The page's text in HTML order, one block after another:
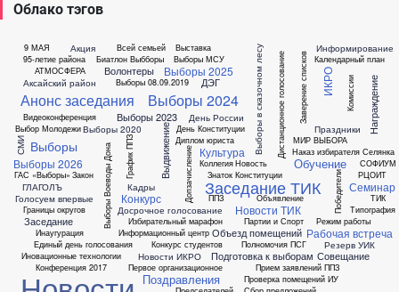
Облако тэгов
9 МАЯ
95-летие района
АТМОСФЕРА
Аксайский район
Акция
Анонс заседания
Биатлон
Видеоконференция
Волонтеры
Всей семьей
Выбборы
Выбор Молодежи
Выборы
Выборы 08.09.2019
Выборы 2020
Выборы 2023
Выборы 2024
Выборы 2025
Выборы 2026 Выборы Воеводы Дона
Выборы МСУ Выборы в сказочном лесу
Выдвижение
Выставка
ГАС «Выборы»
ГЛАГОЛЪ
Голосуем впервые
Границы округов
График ППЗ
ДЭГ
День Конституции
День России
Диплом юриста Дистанционное голосование
Допзачисление
Досрочное голосование
Единый день голосования
Заверение списков
Закон
Заседание
Заседание ТИК
Знаток Конституции
ИКРО
Избирательный марафон
Инаугурация
Иновационные технологии
Информационный центр
Информирование
Кадры
Календарный план
Коллегия
Комиссии
Конкурс
Конкурс студентов
Конференция 2017
Культура
МИР ВЫБОРА
Награждение
Наказ избирателя
Новости ИКРО
Новости ТИК
Новость Обучение
Объезд помещений
Объявление
ППЗ
Партии и Спорт
Первое организационное
Победители
Подготовка к выборам
Поздравления
Полномочия ПСГ
Праздники
Прием заявлений ППЗ
Проверка помещений ИУ
РЦОИТ
Рабочая встреча
Режим работы
Резерв УИК
СМИ
СОФИУМ
Селянка
Семинар
Совещание
ТИК
Типография